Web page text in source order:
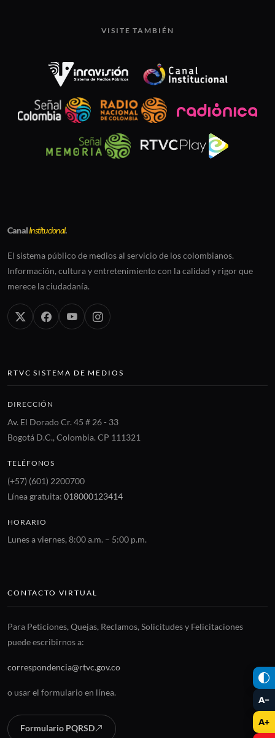
A−
A+
VISITE TAMBIÉN
CanalInstitucional.
El sistema público de medios al servicio de los colombianos.
Información, cultura y entretenimiento con la calidad y rigor que
merece la ciudadanía.
RTVC SISTEMA DE MEDIOS
DIRECCIÓN
Av. El Dorado Cr. 45 # 26 - 33
Bogotá D.C., Colombia. CP 111321
TELÉFONOS
(+57) (601) 2200700
Línea gratuita: 018000123414
HORARIO
Lunes a viernes, 8:00 a.m. – 5:00 p.m.
CONTACTO VIRTUAL
Para Peticiones, Quejas, Reclamos, Solicitudes y Felicitaciones
puede escribirnos a:
correspondencia@rtvc.gov.co
o usar el formulario en línea.
Formulario PQRSD